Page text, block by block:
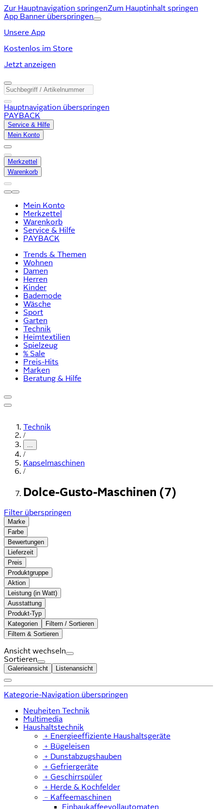
Zur Hauptnavigation springenZum Hauptinhalt springen
App Banner überspringen
Unsere App
Kostenlos im Store
Jetzt anzeigen
Hauptnavigation überspringen
PAYBACK
Service & Hilfe
Mein Konto
Merkzettel
Warenkorb
Mein Konto
Merkzettel
Warenkorb
Service & Hilfe
PAYBACK
Trends & Themen
Wohnen
Damen
Herren
Kinder
Bademode
Wäsche
Sport
Garten
Technik
Heimtextilien
Spielzeug
% Sale
Preis-Hits
Marken
Beratung & Hilfe
Technik
/
...
/
Kapselmaschinen
/
Dolce-Gusto-Maschinen (7)
Filter überspringen
Marke
Farbe
Bewertungen
Lieferzeit
Preis
Produktgruppe
Aktion
Leistung (in Watt)
Ausstattung
Produkt-Typ
Kategorien
Filtern / Sortieren
Filtern & Sortieren
Ansicht wechseln
Sortieren
Galerieansicht Listenansicht
Kategorie-Navigation überspringen
Neuheiten Technik
Multimedia
Haushaltstechnik
﹢ Energieeffiziente Haushaltsgeräte
﹢ Bügeleisen
﹢ Dunstabzugshauben
﹢ Gefriergeräte
﹢ Geschirrspüler
﹢ Herde & Kochfelder
﹣ Kaffeemaschinen
Einbaukaffeevollautomaten